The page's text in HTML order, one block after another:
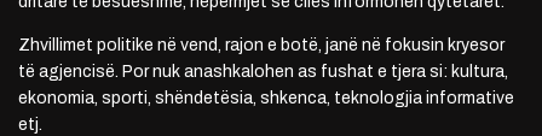
Zhvillimet politike në vend, rajon e botë, janë në fokusin kryesor
të agjencisë. Por nuk anashkalohen as fushat e tjera si: kultura,
ekonomia, sporti, shëndetësia, shkenca, teknologjia informative
etj.